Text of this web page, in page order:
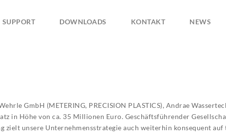
SUPPORT DOWNLOADS KONTAKT NEWS
GmbH (METERING, PRECISION PLASTICS), Andrae
in Höhe von ca. 35 Millionen Euro. Geschäftsführender
unsere Unternehmensstrategie auch weiterhin konsequent auf